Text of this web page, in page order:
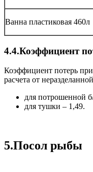
Ванна пластиковая 460л
4.4.Коэффициент
Коэффициент потерь
расчета от
для потрошенной
для тушки – 1,49.
5.Посол рыбы